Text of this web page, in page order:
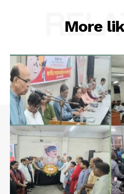
More